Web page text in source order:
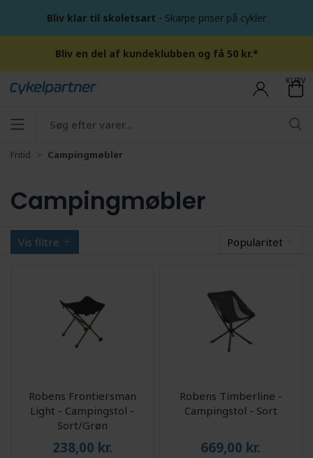
Bliv klar til skoletsart - Skarpe priser på cykler
Bliv en del af kundeklubben og få 50 kr.*
KURV
Fritid Campingmøbler
Campingmøbler
Vis filtre Popularitet
Robens Frontiersman
Light - Campingstol -
Sort/Grøn
238,00 kr.
Robens Timberline -
Campingstol - Sort
669,00 kr.